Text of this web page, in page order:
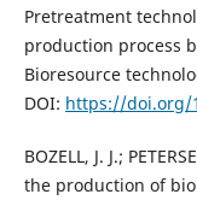
Pretreatment
production process
Bioresource
DOI: https://doi.org/
BOZELL, J. J.;
the production of